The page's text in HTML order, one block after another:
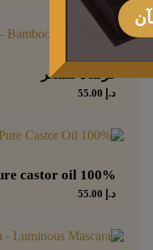
فرشاة للشعر
د.إ
100% Pure castor oil
د.إ